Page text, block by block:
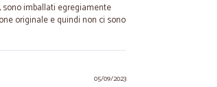
sono imballati egregiamente
originale e quindi non ci sono
05/09/2023